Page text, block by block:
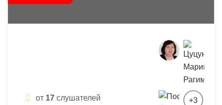
профессиональной
от 17 слушателей
+3